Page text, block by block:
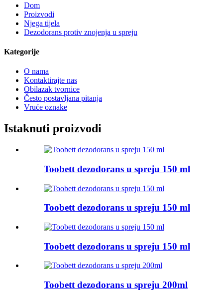
Dom
Proizvodi
Njega tijela
Dezodorans protiv znojenja u spreju
Kategorije
O nama
Kontaktirajte nas
Obilazak tvornice
Često postavljana pitanja
Vruće oznake
Istaknuti proizvodi
Toobett dezodorans u spreju 150 ml
Toobett dezodorans u spreju 150 ml
Toobett dezodorans u spreju 150 ml
Toobett dezodorans u spreju 200ml